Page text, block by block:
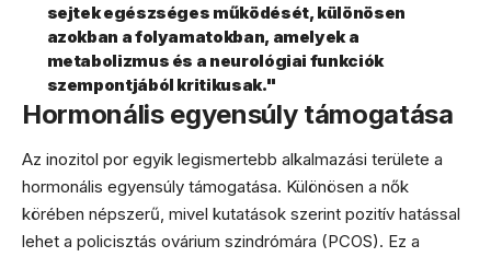
sejtek egészséges működését, különösen
azokban a folyamatokban, amelyek a
metabolizmus és a neurológiai funkciók
szempontjából kritikusak."
Hormonális egyensúly támogatása
Az inozitol por egyik legismertebb alkalmazási területe a
hormonális egyensúly támogatása. Különösen a nők
körében népszerű, mivel kutatások szerint pozitív hatással
lehet a policisztás ovárium szindrómára (PCOS). Ez a